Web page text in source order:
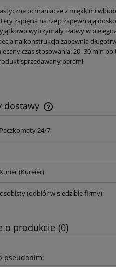
ochraniacze z miękkimi
zapięcia na rzep zapewniają
wytrzymały i łatwy w
konstrukcja zapewnia
czas stosowania: 20–30 min
sprzedawany parami
dostawy
Cena nie zawiera
24/7
(Kureier)
(odbiór w siedzibie firmy)
o produkcie (0)
pseudonim: